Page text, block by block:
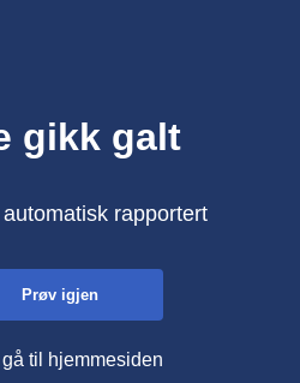
gikk galt
rapportert
Prøv igjen
til hjemmesiden